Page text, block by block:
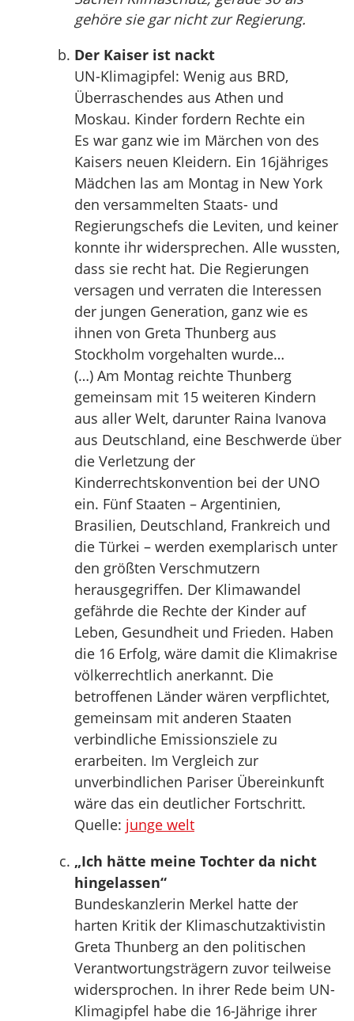
gehöre sie gar nicht zur Regierung.
Der Kaiser ist nackt
UN-Klimagipfel: Wenig aus BRD,
Überraschendes aus Athen und
Moskau. Kinder fordern Rechte ein
Es war ganz wie im Märchen von des
Kaisers neuen Kleidern. Ein 16jähriges
Mädchen las am Montag in New York
den versammelten Staats- und
Regierungschefs die Leviten, und keiner
konnte ihr widersprechen. Alle wussten,
dass sie recht hat. Die Regierungen
versagen und verraten die Interessen
der jungen Generation, ganz wie es
ihnen von Greta Thunberg aus
Stockholm vorgehalten wurde…
(…) Am Montag reichte Thunberg
gemeinsam mit 15 weiteren Kindern
aus aller Welt, darunter Raina Ivanova
aus Deutschland, eine Beschwerde über
die Verletzung der
Kinderrechtskonvention bei der UNO
ein. Fünf Staaten – Argentinien,
Brasilien, Deutschland, Frankreich und
die Türkei – werden exemplarisch unter
den größten Verschmutzern
herausgegriffen. Der Klimawandel
gefährde die Rechte der Kinder auf
Leben, Gesundheit und Frieden. Haben
die 16 Erfolg, wäre damit die Klimakrise
völkerrechtlich anerkannt. Die
betroffenen Länder wären verpflichtet,
gemeinsam mit anderen Staaten
verbindliche Emissionsziele zu
erarbeiten. Im Vergleich zur
unverbindlichen Pariser Übereinkunft
wäre das ein deutlicher Fortschritt.
Quelle: junge welt
„Ich hätte meine Tochter da nicht
hingelassen“
Bundeskanzlerin Merkel hatte der
harten Kritik der Klimaschutzaktivistin
Greta Thunberg an den politischen
Verantwortungsträgern zuvor teilweise
widersprochen. In ihrer Rede beim UN-
Klimagipfel habe die 16-Jährige ihrer